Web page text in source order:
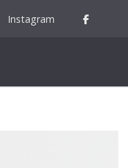
Instagram